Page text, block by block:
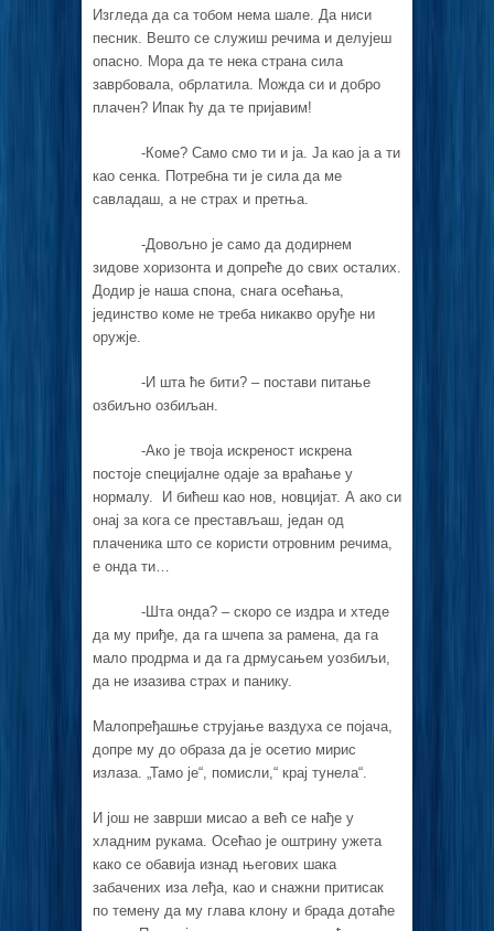
Изгледа да са тобом нема шале. Да ниси
песник. Вешто се служиш речима и делујеш
опасно. Мора да те нека страна сила
заврбовала, обрлатила. Можда си и добро
плачен? Ипак ћу да те пријавим!
-Коме? Само смо ти и ја. Ја као ја а ти
као сенка. Потребна ти је сила да ме
савладаш, а не страх и претња.
-Довољно је само да додирнем
зидове хоризонта и допреће до свих осталих.
Додир је наша спона, снага осећања,
јединство коме не треба никакво оруђе ни
оружје.
-И шта ће бити? – постави питање
озбиљно озбиљан.
-Ако је твоја искреност искрена
постоје специјалне одаје за враћање у
нормалу. И бићеш као нов, новцијат. А ако си
онај за кога се престављаш, један од
плаченика што се користи отровним речима,
е онда ти…
-Шта онда? – скоро се издра и хтеде
да му приђе, да га шчепа за рамена, да га
мало продрма и да га дрмусањем уозбиљи,
да не изазива страх и панику.
Малопређашње струјање ваздуха се појача,
допре му до образа да је осетио мирис
излаза. „Тамо је“, помисли,“ крај тунела“.
И још не заврши мисао а већ се нађе у
хладним рукама. Осећао је оштрину ужета
како се обавија изнад његових шака
забачених иза леђа, као и снажни притисак
по темену да му глава клону и брада дотаће